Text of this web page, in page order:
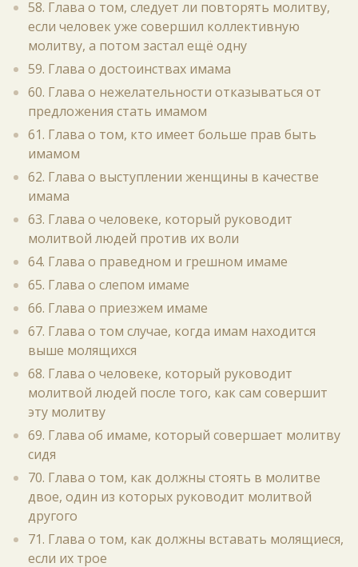
58. Глава о том, следует ли повторять молитву,
если человек уже совершил коллективную
молитву, а потом застал ещё одну
59. Глава о достоинствах имама
60. Глава о нежелательности отказываться от
предложения стать имамом
61. Глава о том, кто имеет больше прав быть
имамом
62. Глава о выступлении женщины в качестве
имама
63. Глава о человеке, который руководит
молитвой людей против их воли
64. Глава о праведном и грешном имаме
65. Глава о слепом имаме
66. Глава о приезжем имаме
67. Глава о том случае, когда имам находится
выше молящихся
68. Глава о человеке, который руководит
молитвой людей после того, как сам совершит
эту молитву
69. Глава об имаме, который совершает молитву
сидя
70. Глава о том, как должны стоять в молитве
двое, один из которых руководит молитвой
другого
71. Глава о том, как должны вставать молящиеся,
если их трое